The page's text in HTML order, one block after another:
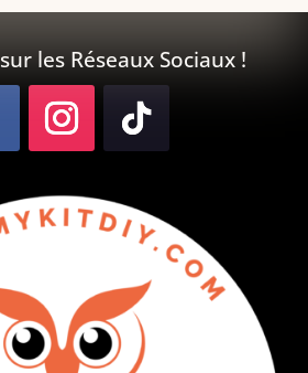
les Réseaux Sociaux !